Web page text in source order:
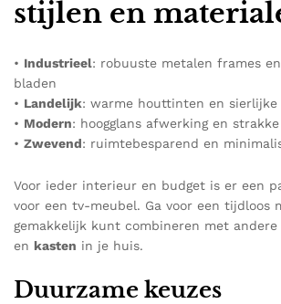
stijlen en
• Industrieel: robuuste metalen frames
bladen
• Landelijk: warme houttinten en sierlijke
• Modern: hoogglans afwerking en
• Zwevend: ruimtebesparend en
Voor ieder interieur en budget is er een
voor een tv-meubel. Ga voor een tijdloos
gemakkelijk kunt combineren met andere
en kasten in je huis.
Duurzame keuzes